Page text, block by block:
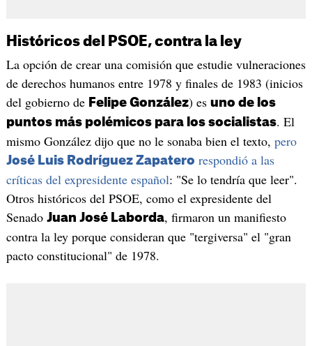
Históricos del PSOE, contra la ley
La opción de crear una comisión que estudie vulneraciones
de derechos humanos entre 1978 y finales de 1983 (inicios
del gobierno de Felipe González) es uno de los
puntos más polémicos para los socialistas. El
mismo González dijo que no le sonaba bien el texto, pero
José Luis Rodríguez Zapatero respondió a las
críticas del expresidente español: "Se lo tendría que leer".
Otros históricos del PSOE, como el expresidente del
Senado Juan José Laborda, firmaron un manifiesto
contra la ley porque consideran que "tergiversa" el "gran
pacto constitucional" de 1978.